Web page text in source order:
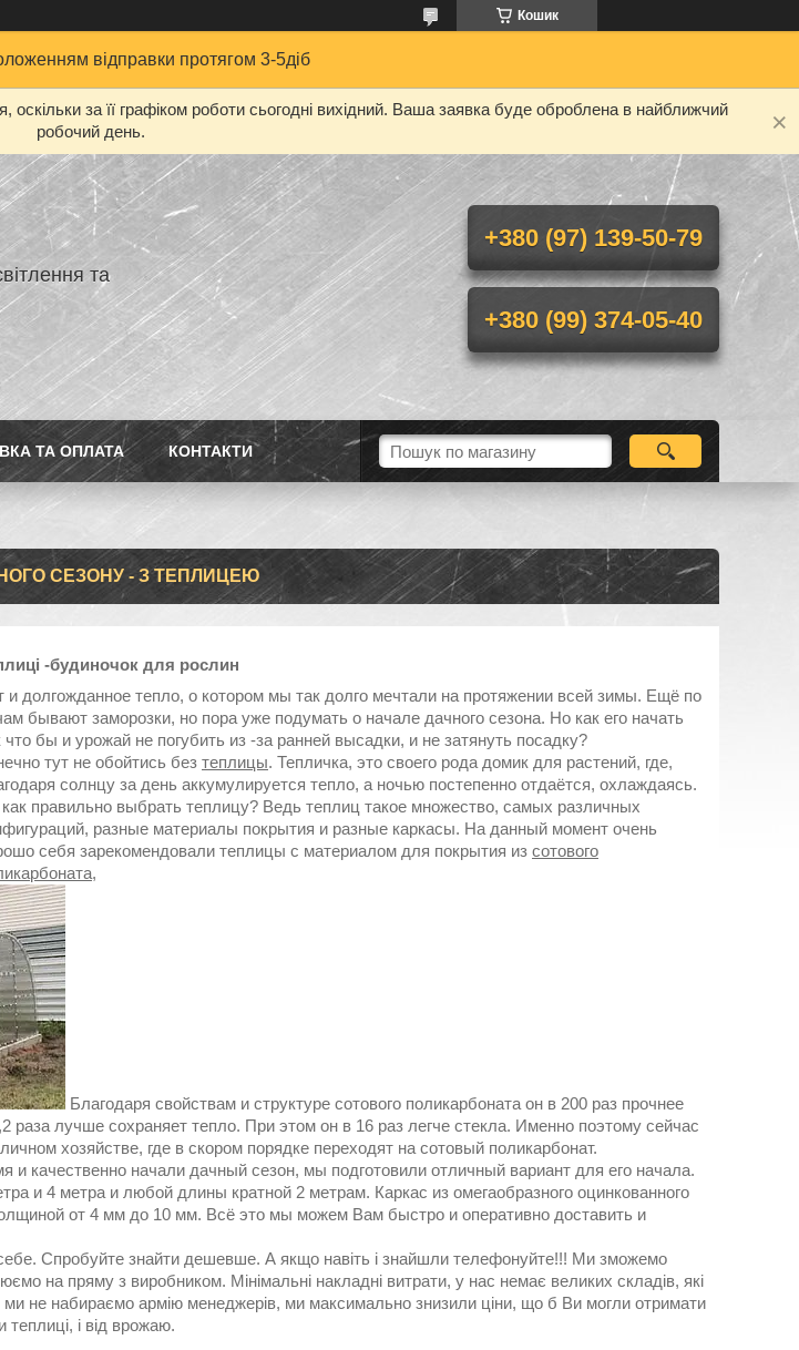
Кошик
відправки протягом 3-5діб
за її графіком роботи сьогодні вихідний. Ваша заявка буде оброблена в найближчий
робочий день.
та
+380 (97) 139-50-79
+380 (99) 374-05-40
ТА ОПЛАТА КОНТАКТИ
СЕЗОНУ - З ТЕПЛИЦЕЮ
-будиночок для рослин
и долгожданное тепло, о котором мы так долго мечтали на протяжении всей зимы. Ещё по
бывают заморозки, но пора уже подумать о начале дачного сезона. Но как его начать
что бы и урожай не погубить из -за ранней высадки, и не затянуть посадку?
тут не обойтись без теплицы. Тепличка, это своего рода домик для растений, где,
солнцу за день аккумулируется тепло, а ночью постепенно отдаётся, охлаждаясь.
правильно выбрать теплицу? Ведь теплиц такое множество, самых различных
разные материалы покрытия и разные каркасы. На данный момент очень
себя зарекомендовали теплицы с материалом для покрытия из сотового
,
Благодаря свойствам и структуре сотового поликарбоната он в 200 раз прочнее
раза лучше сохраняет тепло. При этом он в 16 раз легче стекла. Именно поэтому сейчас
хозяйстве, где в скором порядке переходят на сотовый поликарбонат.
и качественно начали дачный сезон, мы подготовили отличный вариант для его начала.
и 4 метра и любой длины кратной 2 метрам. Каркас из омегаобразного оцинкованного
от 4 мм до 10 мм. Всё это мы можем Вам быстро и оперативно доставить и
себе. Спробуйте знайти дешевше. А якщо навіть і знайшли телефонуйте!!! Ми зможемо
на пряму з виробником. Мінімальні накладні витрати, у нас немає великих складів, які
ми не набираємо армію менеджерів, ми максимально знизили ціни, що б Ви могли отримати
теплиці, і від врожаю.